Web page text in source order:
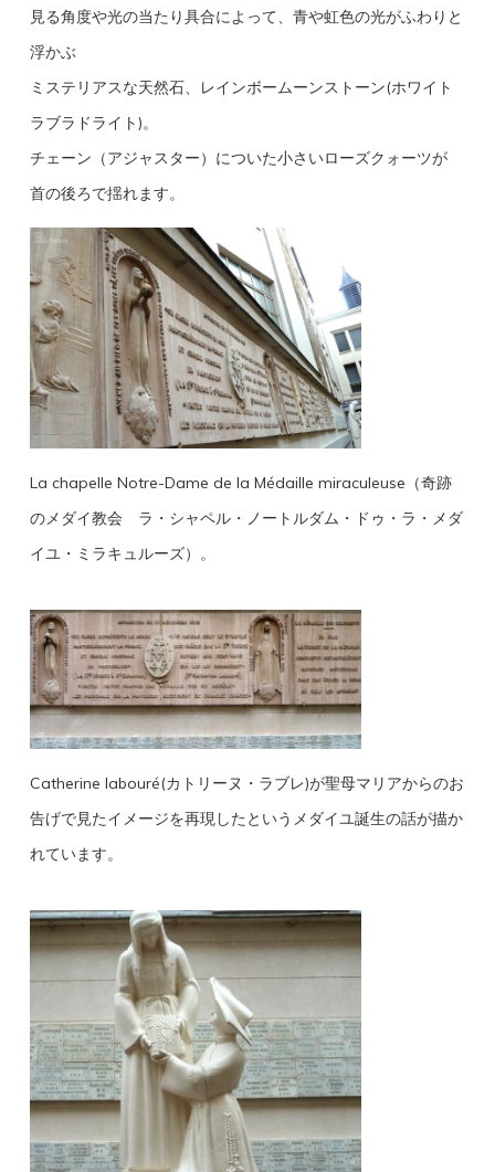
見る角度や光の当たり具合によって、青や虹色の光がふわりと
浮かぶ
ミステリアスな天然石、レインボームーンストーン(ホワイト
ラブラドライト)。
チェーン（アジャスター）についた小さいローズクォーツが
首の後ろで揺れます。
La chapelle Notre-Dame de la Médaille miraculeuse（奇跡
のメダイ教会 ラ・シャペル・ノートルダム・ドゥ・ラ・メダ
イユ・ミラキュルーズ）。
Catherine labouré(カトリーヌ・ラブレ)が聖母マリアからのお
告げで見たイメージを再現したというメダイユ誕生の話が描か
れています。